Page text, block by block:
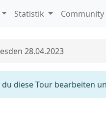
Statistik Community
28.04.2023
diese Tour bearbeiten